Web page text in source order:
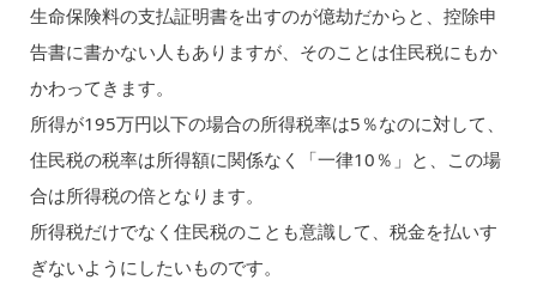
生命保険料の支払証明書を出すのが億劫だからと、控除申
告書に書かない人もありますが、そのことは住民税にもか
かわってきます。
所得が195万円以下の場合の所得税率は5％なのに対して、
住民税の税率は所得額に関係なく「一律10％」と、この場
合は所得税の倍となります。
所得税だけでなく住民税のことも意識して、税金を払いす
ぎないようにしたいものです。